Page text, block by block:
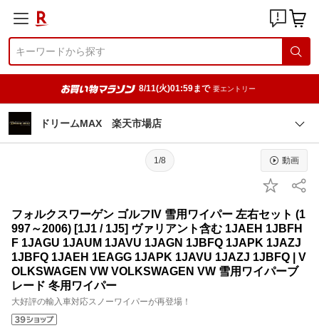
8/11(火)01:59まで 要エントリー
ドリームMAX 楽天市場店
1/8 動画
フォルクスワーゲン ゴルフIV 雪用ワイパー 左右セット (1
997～2006) [1J1 / 1J5] ヴァリアント含む 1JAEH 1JBFH
F 1JAGU 1JAUM 1JAVU 1JAGN 1JBFQ 1JAPK 1JAZJ
1JBFQ 1JAEH 1EAGG 1JAPK 1JAVU 1JAZJ 1JBFQ | V
OLKSWAGEN VW VOLKSWAGEN VW 雪用ワイパーブ
レード 冬用ワイパー
大好評の輸入車対応スノーワイパーが再登場！